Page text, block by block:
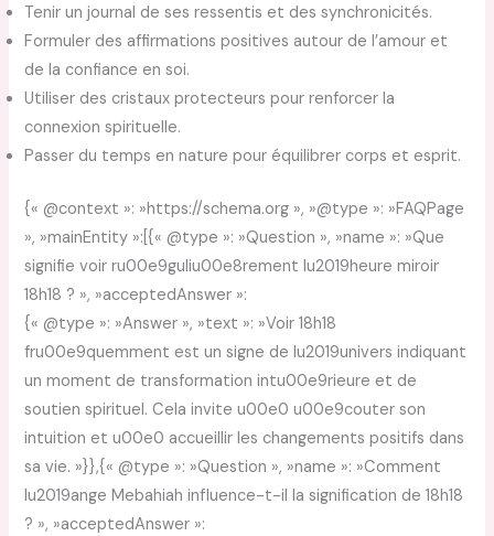
Tenir un journal de ses ressentis et des synchronicités.
Formuler des affirmations positives autour de l’amour et
de la confiance en soi.
Utiliser des cristaux protecteurs pour renforcer la
connexion spirituelle.
Passer du temps en nature pour équilibrer corps et esprit.
{« @context »: »https://schema.org », »@type »: »FAQPage
», »mainEntity »:[{« @type »: »Question », »name »: »Que
signifie voir ru00e9guliu00e8rement lu2019heure miroir
18h18 ? », »acceptedAnswer »:
{« @type »: »Answer », »text »: »Voir 18h18
fru00e9quemment est un signe de lu2019univers indiquant
un moment de transformation intu00e9rieure et de
soutien spirituel. Cela invite u00e0 u00e9couter son
intuition et u00e0 accueillir les changements positifs dans
sa vie. »}},{« @type »: »Question », »name »: »Comment
lu2019ange Mebahiah influence-t-il la signification de 18h18
? », »acceptedAnswer »: